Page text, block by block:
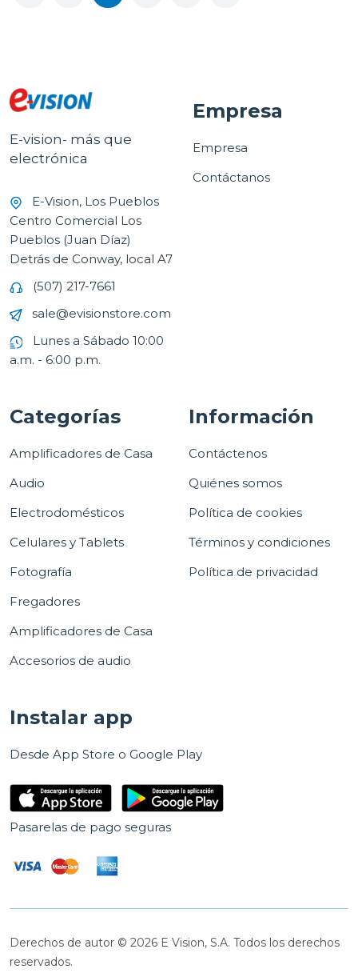
E-vision- más que
electrónica
E-Vision, Los Pueblos
Centro Comercial Los
Pueblos (Juan Díaz)
Detrás de Conway, local A7
(507) 217-7661
sale@evisionstore.com
Lunes a Sábado 10:00
a.m. - 6:00 p.m.
Empresa
Empresa
Contáctanos
Categorías
Amplificadores de Casa
Audio
Electrodomésticos
Celulares y Tablets
Fotografía
Fregadores
Amplificadores de Casa
Accesorios de audio
Información
Contáctenos
Quiénes somos
Política de cookies
Términos y condiciones
Política de privacidad
Instalar app
Desde App Store o Google Play
Pasarelas de pago seguras
Derechos de autor © 2026 E Vision, S.A. Todos los derechos
reservados.